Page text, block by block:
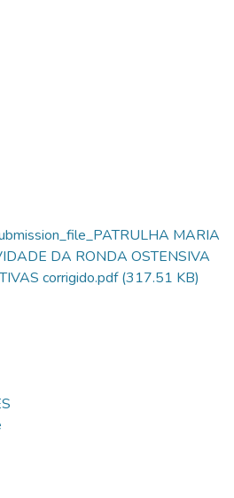
MARIA
DA RONDA OSTENSIVA
corrigido.pdf(317.51 KB)